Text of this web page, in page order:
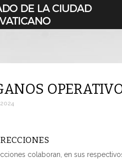
colaboran, en sus